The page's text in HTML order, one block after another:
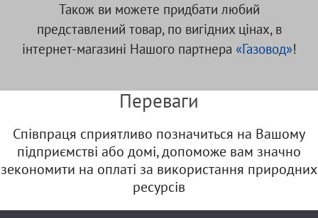
Також ви можете придбати любий
представлений товар, по вигідних цінах, в
інтернет-магазині Нашого партнера «Газовод»!
Переваги
Співпраця сприятливо позначиться на Вашому
підприємстві або домі, допоможе вам значно
зекономити на оплаті за використання природних
ресурсів